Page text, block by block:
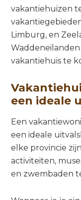
vakantiehuizen
Limburg, en
vakantiehuis te
een ideale
Een
een ideale
elke provincie
activiteiten,
en zwembaden